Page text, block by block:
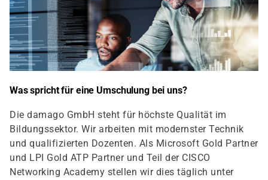
Was spricht für eine Umschulung bei uns?
Die damago GmbH steht für höchste Qualität im
Bildungssektor. Wir arbeiten mit modernster Technik
und qualifizierten Dozenten. Als Microsoft Gold Partner
und LPI Gold ATP Partner und Teil der CISCO
Networking Academy stellen wir dies täglich unter